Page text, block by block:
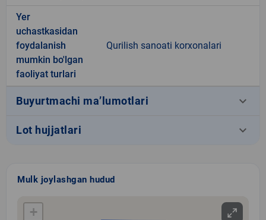
Yer
uchastkasidan
foydalanish
mumkin bo'lgan
faoliyat turlari
Qurilish sanoati korxonalari
Buyurtmachi ma’lumotlari keyboard_arrow_down
Lot hujjatlari keyboard_arrow_down
Mulk joylashgan hudud
+